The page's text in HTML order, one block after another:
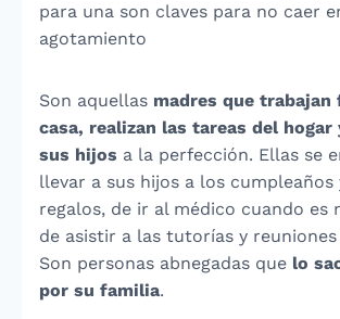
para una son claves para no caer
agotamiento
Son aquellas madres que trabajan
casa, realizan las tareas del hogar
sus hijos a la perfección. Ellas se
llevar a sus hijos a los cumpleaños
regalos, de ir al médico cuando es
de asistir a las tutorías y
Son personas abnegadas que lo
por su familia.